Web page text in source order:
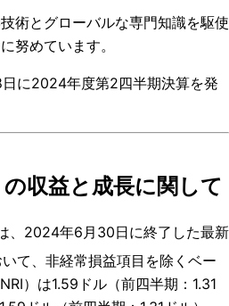
術とグローバルな専門知識を駆使
努めています。
に2024年度第2四半期決算を発
の収益と成長に関して
、2024年6月30日に終了した最新
て、 非経常損益項目 を除くベー
） は1.59ドル（前四半期：1.31